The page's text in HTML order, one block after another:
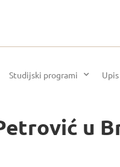
Studijski programi Upis
u